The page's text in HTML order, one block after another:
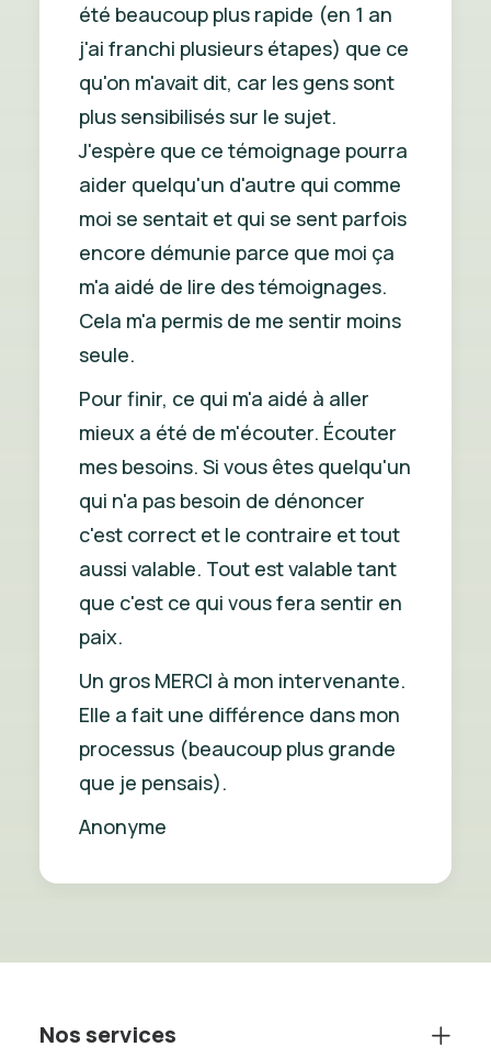
été beaucoup plus rapide (en 1 an
j'ai franchi plusieurs étapes) que ce
qu'on m'avait dit, car les gens sont
plus sensibilisés sur le sujet.
J'espère que ce témoignage pourra
aider quelqu'un d'autre qui comme
moi se sentait et qui se sent parfois
encore démunie parce que moi ça
m'a aidé de lire des témoignages.
Cela m'a permis de me sentir moins
seule.
Pour finir, ce qui m'a aidé à aller
mieux a été de m'écouter. Écouter
mes besoins. Si vous êtes quelqu'un
qui n'a pas besoin de dénoncer
c'est correct et le contraire et tout
aussi valable. Tout est valable tant
que c'est ce qui vous fera sentir en
paix.
Un gros MERCI à mon intervenante.
Elle a fait une différence dans mon
processus (beaucoup plus grande
que je pensais).
Anonyme
Nos services